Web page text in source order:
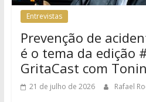
Entrevistas
Prevenção de
é o tema da edição
GritaCast com
21 de julho de 2026 Rafael